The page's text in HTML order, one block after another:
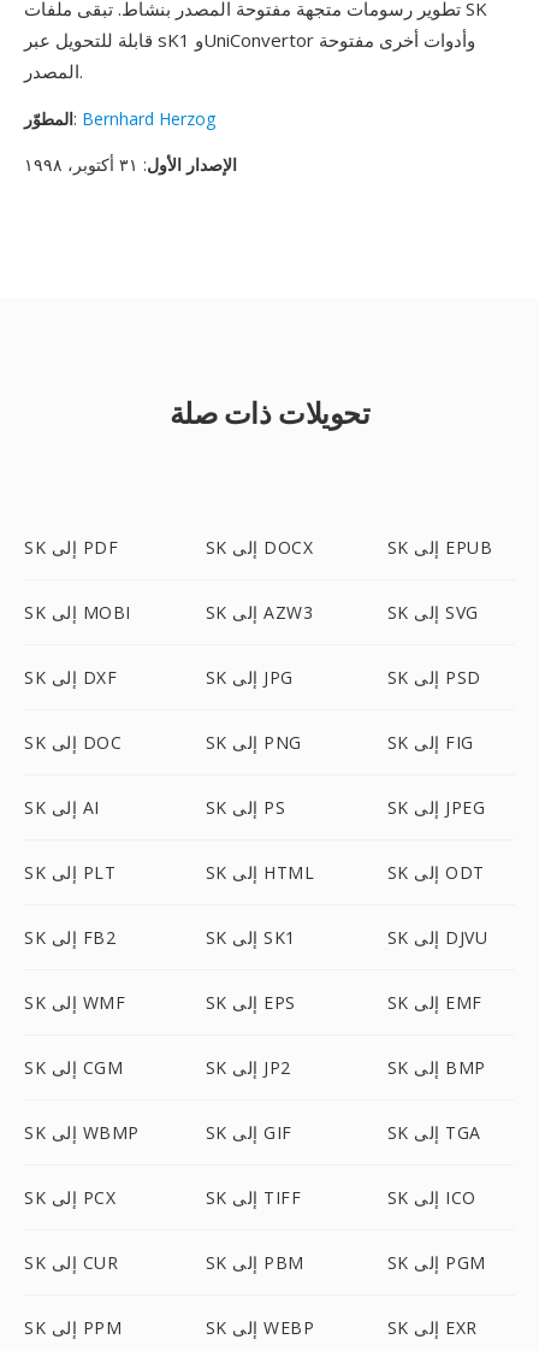
تطوير رسومات متجهة مفتوحة المصدر بنشاط. تبقى ملفات SK
قابلة للتحويل عبر sK1 وUniConvertor وأدوات أخرى مفتوحة
المصدر.
المطوّر: Bernhard Herzog
الإصدار الأول: ٣١ أكتوبر، ١٩٩٨
تحويلات ذات صلة
SK إلى PDF SK إلى DOCX SK إلى EPUB
SK إلى MOBI SK إلى AZW3 SK إلى SVG
SK إلى DXF SK إلى JPG SK إلى PSD
SK إلى DOC SK إلى PNG SK إلى FIG
SK إلى AI SK إلى PS SK إلى JPEG
SK إلى PLT SK إلى HTML SK إلى ODT
SK إلى FB2 SK إلى SK1 SK إلى DJVU
SK إلى WMF SK إلى EPS SK إلى EMF
SK إلى CGM SK إلى JP2 SK إلى BMP
SK إلى WBMP SK إلى GIF SK إلى TGA
SK إلى PCX SK إلى TIFF SK إلى ICO
SK إلى CUR SK إلى PBM SK إلى PGM
SK إلى PPM SK إلى WEBP SK إلى EXR